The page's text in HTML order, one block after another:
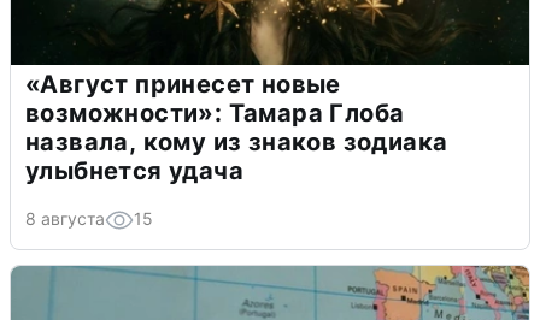
«Август принесет новые
возможности»: Тамара Глоба
назвала, кому из знаков зодиака
улыбнется удача
8 августа 15